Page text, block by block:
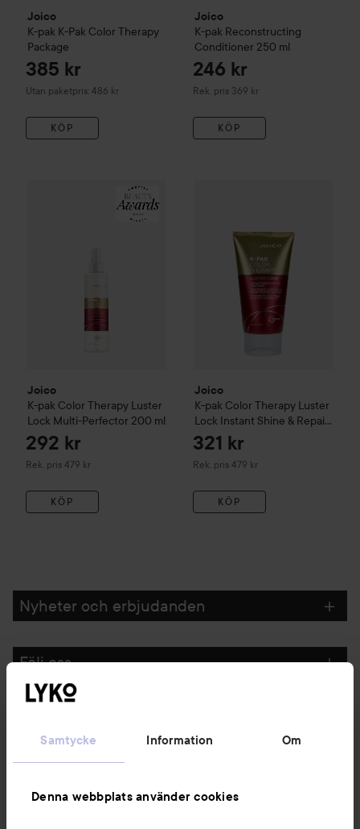
Samtycke Information Om
Denna webbplats använder cookies
Joico
K-pak K-Pak Color Therapy
Package
385 kr
Utan paketpris: 486 kr
KÖP
Joico
K-pak Reconstructing
Conditioner 250 ml
246 kr
Rek. pris 369 kr
Rekommenderat pris 369 kr
KÖP
Joico
K-pak Color Therapy Luster
Lock Multi-Perfector 200 ml
292 kr
Rek. pris 479 kr
Rekommenderat pris 479 kr
KÖP
Color Therapy Luster Lock Multi-Perfector
Joico
K-pak Color Therapy Luster
Lock Instant Shine & Repair
Treatment
321 kr
Rek. pris 479 kr
Rekommenderat pris 479 kr
KÖP
Nyheter och erbjudanden
Följ oss